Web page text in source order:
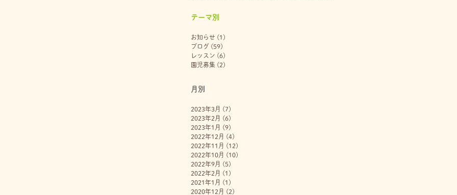
テーマ別
お知らせ(1)
ブログ(59)
レッスン (6)
園児募集 (2)
月別
2023年3月 (7)
2023年2月 (6)
2023年1月 (9)
2022年12月 (4)
2022年11月 (12)
2022年10月 (10)
2022年9月 (5)
2022年2月 (1)
2021年1月 (1)
2020年12月 (2)